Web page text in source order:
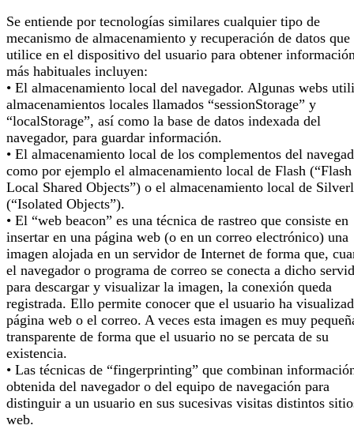
Se entiende por tecnologías similares cualquier tipo de
mecanismo de almacenamiento y recuperación de datos que
utilice en el dispositivo del usuario para obtener
más habituales incluyen:
• El almacenamiento local del navegador. Algunas webs
almacenamientos locales llamados “sessionStorage” y
“localStorage”, así como la base de datos indexada del
navegador, para guardar información.
• El almacenamiento local de los complementos del
como por ejemplo el almacenamiento local de Flash (“Flash
Local Shared Objects”) o el almacenamiento local de
(“Isolated Objects”).
• El “web beacon” es una técnica de rastreo que consiste en
insertar en una página web (o en un correo electrónico) una
imagen alojada en un servidor de Internet de forma que,
el navegador o programa de correo se conecta a dicho
para descargar y visualizar la imagen, la conexión queda
registrada. Ello permite conocer que el usuario ha
página web o el correo. A veces esta imagen es muy
transparente de forma que el usuario no se percata de su
existencia.
• Las técnicas de “fingerprinting” que combinan
obtenida del navegador o del equipo de navegación para
distinguir a un usuario en sus sucesivas visitas distintos
web.